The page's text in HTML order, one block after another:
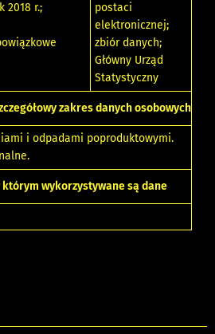
2018 r.;
postaci
elektronicznej;
zbiór danych;
Główny Urząd
Statystyczny
zakres danych osobowych
i odpadami poproduktowymi.
którym wykorzystywane są dane